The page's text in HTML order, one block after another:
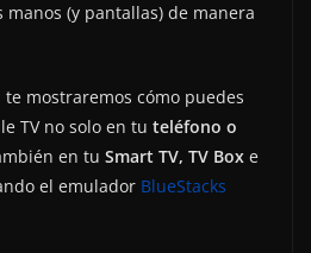
(y pantallas) de manera
mostraremos cómo puedes
TV no solo en tu teléfono o
en tu Smart TV, TV Box e
el emulador BlueStacks